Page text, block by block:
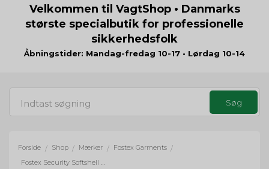
g
a
t
n
Velkommen til VagtShop • Danmarks
største specialbutik for professionelle
sikkerhedsfolk
Åbningstider: Mandag-fredag 10-17 • Lørdag 10-14
Forside / Shop / Mærker / Fostex Garments /
Fostex Security Softshell jakke - sort